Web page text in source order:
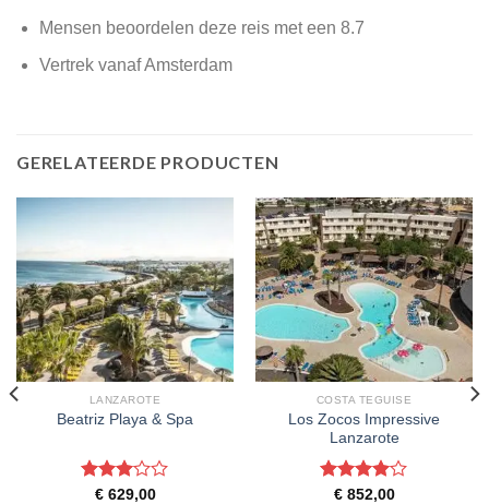
Mensen beoordelen deze reis met een 8.7
Vertrek vanaf Amsterdam
GERELATEERDE PRODUCTEN
LANZAROTE
Beatriz Playa & Spa
Gewaardeerd
€629,00
COSTA TEGUISE
Los Zocos Impressive
Lanzarote
Gewaardeerd
€852,00